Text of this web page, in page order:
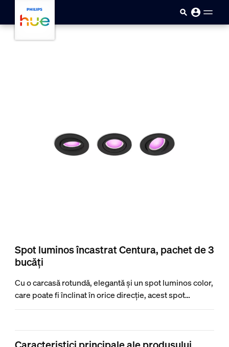
Sari la conținutul principal
Spot luminos încastrat Centura, pachet de 3
bucăți
Cu o carcasă rotundă, elegantă și un spot luminos color,
care poate fi înclinat în orice direcție, acest spot
luminos îți oferă pata perfectă de culoare pentru orice